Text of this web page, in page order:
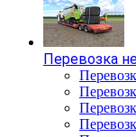
Перевозка